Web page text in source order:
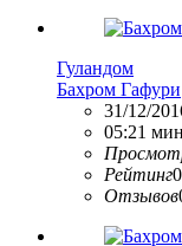
Гуландом
Бахром Гафури
31/12/
05:21 мин
Рейтинг0
Отзывов